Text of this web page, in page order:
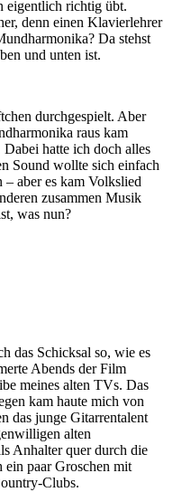
eigentlich richtig übt.
denn einen Klavierlehrer
Da stehst
und unten ist.
durchgespielt. Aber
raus kam
hatte ich doch alles
Sound wollte sich einfach
aber es kam Volkslied
zusammen Musik
was nun?
das Schicksal so, wie es
Abends der Film
meines alten TVs. Das
kam haute mich von
das junge Gitarrentalent
alten
Anhalter quer durch die
ein paar Groschen mit
Clubs.